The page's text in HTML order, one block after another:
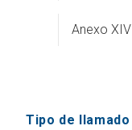
Tipo de llamado
Anexo XIV